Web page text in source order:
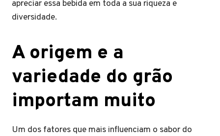
apreciar essa bebida em toda a sua riqueza e
diversidade.
A origem e a
variedade do grão
importam muito
Um dos fatores que mais influenciam o sabor do